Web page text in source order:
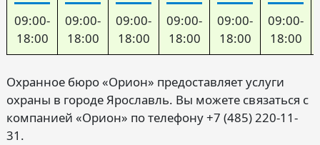
09:00-
18:00
09:00-
18:00
09:00-
18:00
09:00-
18:00
09:00-
18:00
09:00-
18:00
Охранное бюро «Орион» предоставляет услуги
охраны в городе Ярославль. Вы можете связаться с
компанией «Орион» по телефону +7 (485) 220-11-
31.